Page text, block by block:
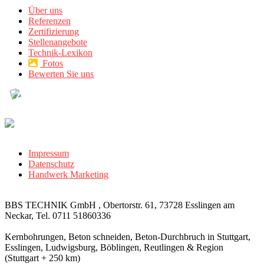
Über uns
Referenzen
Zertifizierung
Stellenangebote
Technik-Lexikon
Fotos
Bewerten Sie uns
Impressum
Datenschutz
Handwerk Marketing
BBS TECHNIK GmbH , Obertorstr. 61, 73728 Esslingen am
Neckar, Tel. 0711 51860336
Kernbohrungen, Beton schneiden, Beton-Durchbruch in Stuttgart,
Esslingen, Ludwigsburg, Böblingen, Reutlingen & Region
(Stuttgart + 250 km)